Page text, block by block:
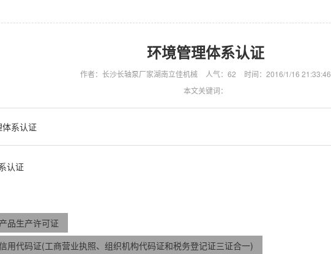
环境管理体系认证
作者：长沙长轴泵厂家湖南立佳机械 人气： 62
时间：2016/1/16 21:33:46
本文关键词：
系认证
认证
品生产许可证
用代码证(工商营业执照、组织机构代码证和税务登记证三证合一)